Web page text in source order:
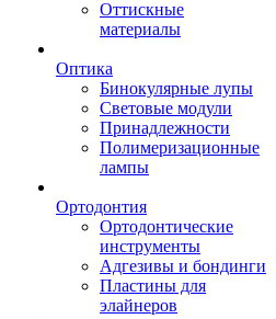
Оттискные
материалы
Оптика
Бинокулярные лупы
Световые модули
Принадлежности
Полимеризационные
лампы
Ортодонтия
Ортодонтические
инструменты
Адгезивы и бондинги
Пластины для
элайнеров